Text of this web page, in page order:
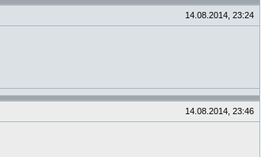
14.08.2014, 23:24
14.08.2014, 23:46